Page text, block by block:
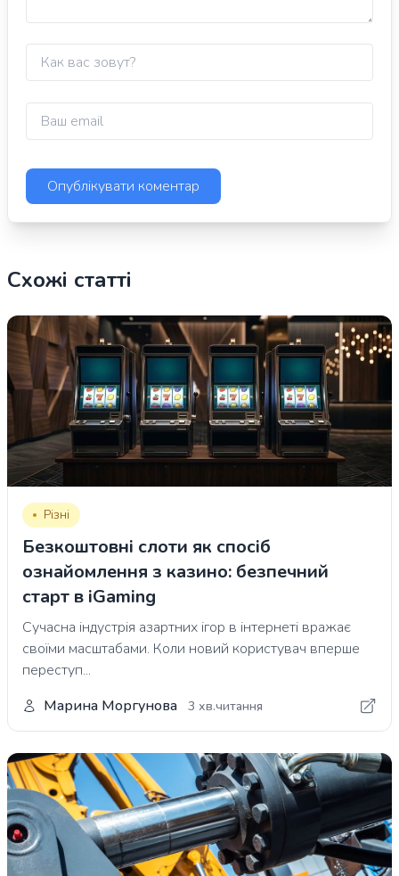
Схожі статті
Різні
Безкоштовні слоти як спосіб
ознайомлення з казино: безпечний
старт в iGaming
Сучасна індустрія азартних ігор в інтернеті вражає
своїми масштабами. Коли новий користувач вперше
переступ...
Марина Моргунова
3 хв.читання